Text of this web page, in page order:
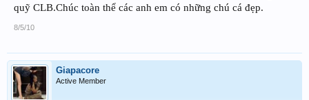
quỹ CLB.Chúc toàn thể các anh em có những chú cá đẹp.
8/5/10
Giapacore
Active Member